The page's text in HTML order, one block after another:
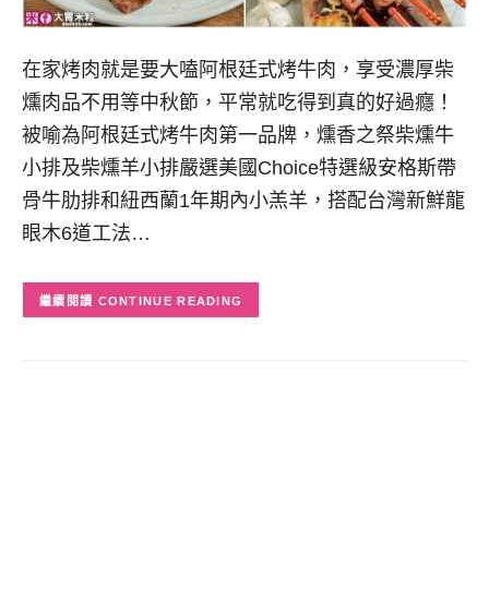
在家烤肉就是要大嗑阿根廷式烤牛肉，享受濃厚柴
燻肉品不用等中秋節，平常就吃得到真的好過癮！
被喻為阿根廷式烤牛肉第一品牌，燻香之祭柴燻牛
小排及柴燻羊小排嚴選美國Choice特選級安格斯帶
骨牛肋排和紐西蘭1年期內小羔羊，搭配台灣新鮮龍
眼木6道工法…
CONTINUE READING